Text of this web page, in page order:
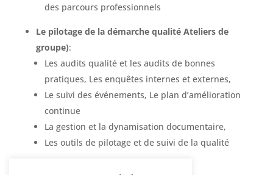
des parcours professionnels
Le pilotage de la démarche qualité Ateliers de
groupe):
Les audits qualité et les audits de bonnes
pratiques, Les enquêtes internes et externes,
Le suivi des événements, Le plan d’amélioration
continue
La gestion et la dynamisation documentaire,
Les outils de pilotage et de suivi de la qualité